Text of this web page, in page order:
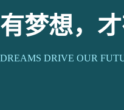
有梦想，
DREAMS DRIVE OUR